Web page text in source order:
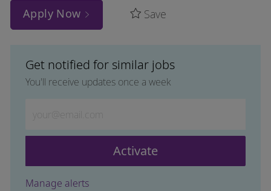
Apply Now Save
Get notified for similar jobs
You'll receive updates once a week
Activate
Manage alerts